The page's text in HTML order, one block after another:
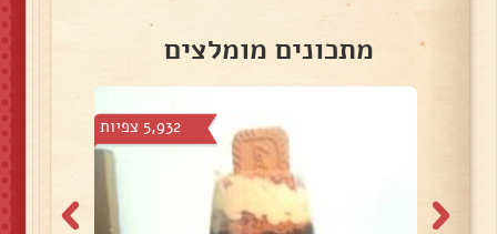
מתכונים מומלצים
5,932 צפיות